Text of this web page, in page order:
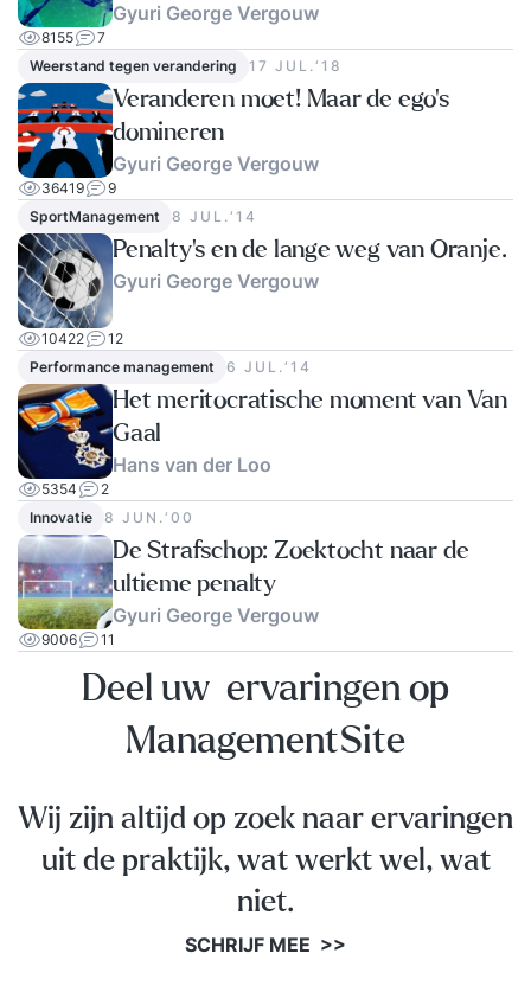
Gyuri George Vergouw
8155
7
Weerstand tegen verandering
17 JUL.‘18
Veranderen moet! Maar de ego's
domineren
Gyuri George Vergouw
36419
9
SportManagement
8 JUL.‘14
Penalty’s en de lange weg van Oranje.
Gyuri George Vergouw
10422
12
Performance management
6 JUL.‘14
Het meritocratische moment van Van
Gaal
Hans van der Loo
5354
2
Innovatie
8 JUN.‘00
De Strafschop: Zoektocht naar de
ultieme penalty
Gyuri George Vergouw
9006 11
Deel uw ervaringen op
ManagementSite
Wij zijn altijd op zoek naar ervaringen
uit de praktijk, wat werkt wel, wat
niet.
SCHRIJF MEE >>